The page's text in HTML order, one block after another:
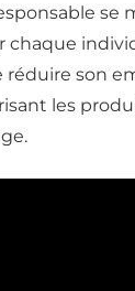
se
chaque
réduire son
les